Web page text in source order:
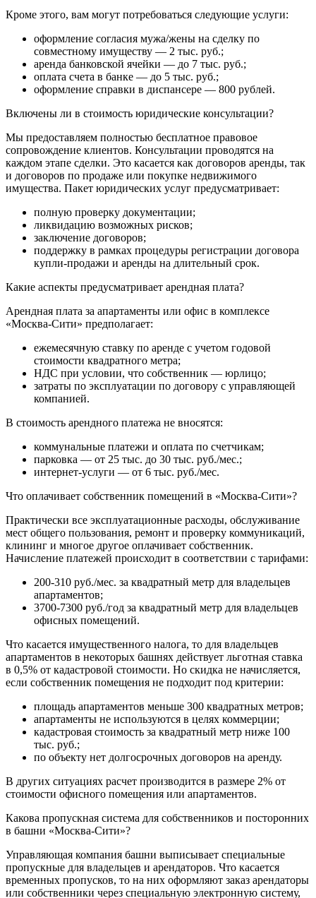
Кроме этого, вам могут потребоваться следующие услуги:
оформление согласия мужа/жены на сделку по
совместному имуществу — 2 тыс. руб.;
аренда банковской ячейки — до 7 тыс. руб.;
оплата счета в банке — до 5 тыс. руб.;
оформление справки в диспансере — 800 рублей.
Включены ли в стоимость юридические консультации?
Мы предоставляем полностью бесплатное правовое
сопровождение клиентов. Консультации проводятся на
каждом этапе сделки. Это касается как договоров аренды, так
и договоров по продаже или покупке недвижимого
имущества. Пакет юридических услуг предусматривает:
полную проверку документации;
ликвидацию возможных рисков;
заключение договоров;
поддержку в рамках процедуры регистрации договора
купли-продажи и аренды на длительный срок.
Какие аспекты предусматривает арендная плата?
Арендная плата за апартаменты или офис в комплексе
«Москва-Сити» предполагает:
ежемесячную ставку по аренде с учетом годовой
стоимости квадратного метра;
НДС при условии, что собственник — юрлицо;
затраты по эксплуатации по договору с управляющей
компанией.
В стоимость арендного платежа не вносятся:
коммунальные платежи и оплата по счетчикам;
парковка — от 25 тыс. до 30 тыс. руб./мес.;
интернет-услуги — от 6 тыс. руб./мес.
Что оплачивает собственник помещений в «Москва-Сити»?
Практически все эксплуатационные расходы, обслуживание
мест общего пользования, ремонт и проверку коммуникаций,
клининг и многое другое оплачивает собственник.
Начисление платежей происходит в соответствии с тарифами:
200-310 руб./мес. за квадратный метр для владельцев
апартаментов;
3700-7300 руб./год за квадратный метр для владельцев
офисных помещений.
Что касается имущественного налога, то для владельцев
апартаментов в некоторых башнях действует льготная ставка
в 0,5% от кадастровой стоимости. Но скидка не начисляется,
если собственник помещения не подходит под критерии:
площадь апартаментов меньше 300 квадратных метров;
апартаменты не используются в целях коммерции;
кадастровая стоимость за квадратный метр ниже 100
тыс. руб.;
по объекту нет долгосрочных договоров на аренду.
В других ситуациях расчет производится в размере 2% от
стоимости офисного помещения или апартаментов.
Какова пропускная система для собственников и посторонних
в башни «Москва-Сити»?
Управляющая компания башни выписывает специальные
пропускные для владельцев и арендаторов. Что касается
временных пропусков, то на них оформляют заказ арендаторы
или собственники через специальную электронную систему,